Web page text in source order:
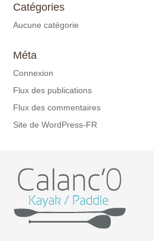
Catégories
Aucune catégorie
Méta
Connexion
Flux des publications
Flux des commentaires
Site de WordPress-FR